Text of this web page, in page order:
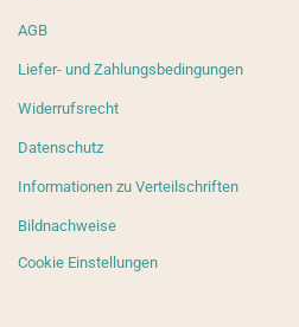
AGB
Liefer- und Zahlungsbedingungen
Widerrufsrecht
Datenschutz
Informationen zu Verteilschriften
Bildnachweise
Cookie Einstellungen